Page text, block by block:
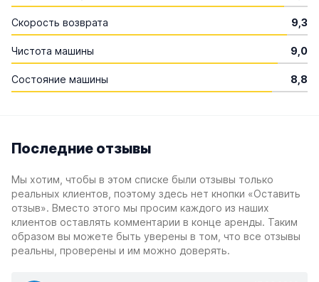
Скорость возврата 9,3
Чистота машины 9,0
Состояние машины 8,8
Последние отзывы
Мы хотим, чтобы в этом списке были отзывы только
реальных клиентов, поэтому здесь нет кнопки «Оставить
отзыв». Вместо этого мы просим каждого из наших
клиентов оставлять комментарии в конце аренды. Таким
образом вы можете быть уверены в том, что все отзывы
реальны, проверены и им можно доверять.